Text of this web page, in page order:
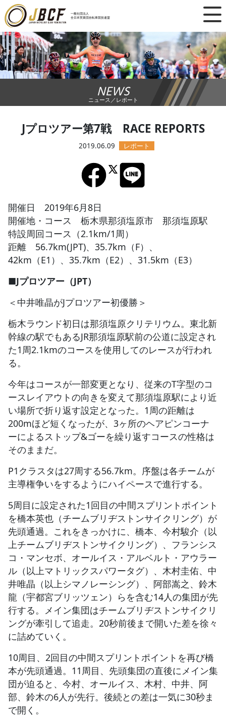
一般社団法人
全日本実業団自転車競技連盟
×
ニュース
レース日程
ランキング
チーム・選手
競技ガイド
エントリー
JBCF ROAD SERIESとは
NEWS
ニュース／レポート
Jプロツアー第7戦 RACE REPORTS
2019.06.09
開催日 2019年6月8日
開催地・コース 栃木県那須塩原市 那須塩原駅
特設周回コース（2.1km/1周）
距離 56.7km(JPT)、35.7km（F）、
42km（E1）、35.7km（E2）、31.5km（E3）
■Jプロツアー（JPT）
＜中井唯晶がJプロツアー初優勝＞
栃木ラウンド初日は那須塩原クリテリウム。東北新
幹線の駅でもあるJR那須塩原駅前の公道に設定され
た1周2.1kmのコースを使用してのレースが行われ
る。
今年はコースが一部変更となり、従来のT字型のコ
ースレイアウトの向きを変えて那須塩原駅により近
い場所で折り返す設定となった。1周の距離は
200mほど短くなったが、3ヶ所のヘアピンコーナ
ーによるストップ&ゴーを繰り返すコースの性格は
そのままだ。
P1クラスタは27周する56.7km。序盤は各チームが
主導権争いをするようにハイペースで進行する。
5周目に設定された1回目の中間スプリントポイント
を橋本英也（チームブリヂストンサイクリング）が
先頭通過。これをきっかけに、橋本、今村駿介（以
上チームブリヂストンサイクリング）、フランシス
コ・マンセボ、オールイス・アルベルト・アウラー
ル（以上マトリックスパワータグ）、木村圭佑、中
井唯晶（以上シマノレーシング）、阿部嵩之、鈴木
龍（宇都宮ブリッツェン）らを含む14人の集団が先
行する。メイン集団はチームブリヂストンサイクリ
ングが牽引して追走。20秒前後まで開いた差を徐々
に詰めていく。
10周目、2回目の中間スプリントポイントを再び橋
本が先頭通過。11周目、先頭集団の直後にメイン集
団が迫ると、今村、オールイス、木村、中井、阿
部、鈴木の6人が先行。後続との差は一気に30秒ま
で開く。